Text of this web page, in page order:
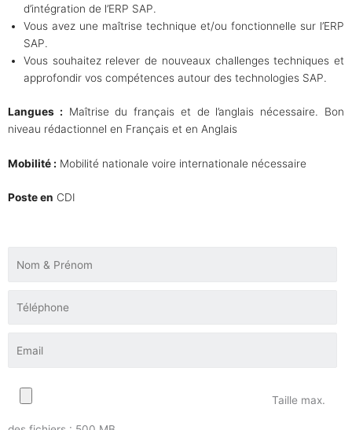
d’intégration de l’ERP SAP.
Vous avez une maîtrise technique et/ou fonctionnelle sur l’ERP
SAP.
Vous souhaitez relever de nouveaux challenges techniques et
approfondir vos compétences autour des technologies SAP.
Langues : Maîtrise du français et de l’anglais nécessaire. Bon
niveau rédactionnel en Français et en Anglais
Mobilité : Mobilité nationale voire internationale nécessaire
Poste en CDI
Taille max.